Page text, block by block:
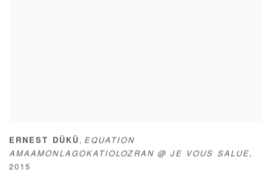
ERNEST DÜKÜ , EQUATION
AMAAMONLAGOKATIOLOZRAN @ JE VOUS SALUE ,
2015